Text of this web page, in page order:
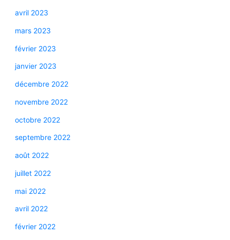
avril 2023
mars 2023
février 2023
janvier 2023
décembre 2022
novembre 2022
octobre 2022
septembre 2022
août 2022
juillet 2022
mai 2022
avril 2022
février 2022